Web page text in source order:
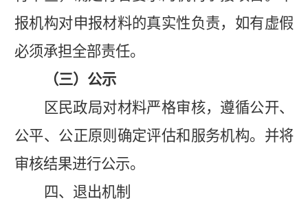
报机构对申报材料的真实性负责，如有虚假
必须承担全部责任。
（三） 公示
区民政局对材料严格审核，遵循公开、
公平、公正原则确定评估和服务机构。并将
审核结果进行公示。
四、退出机制